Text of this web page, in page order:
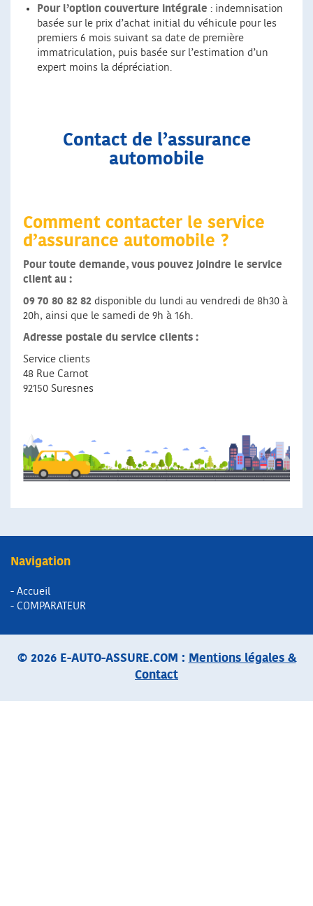
Pour l’option couverture intégrale : indemnisation
basée sur le prix d’achat initial du véhicule pour les
premiers 6 mois suivant sa date de première
immatriculation, puis basée sur l’estimation d’un
expert moins la dépréciation.
Contact de l’assurance
automobile
Comment contacter le service
d’assurance automobile ?
Pour toute demande, vous pouvez joindre le service
client au :
09 70 80 82 82 disponible du lundi au vendredi de 8h30 à
20h, ainsi que le samedi de 9h à 16h.
Adresse postale du service clients :
Service clients
48 Rue Carnot
92150 Suresnes
Navigation
- Accueil
- COMPARATEUR
© 2026 E-AUTO-ASSURE.COM : Mentions légales &
Contact